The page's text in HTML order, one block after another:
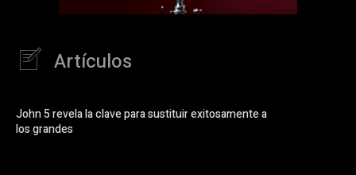
Artículos
John 5 revela la clave para sustituir exitosamente a
los grandes